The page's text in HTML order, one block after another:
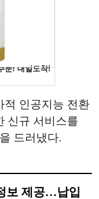
적 인공지능 전환
신규 서비스를
드러냈다.
보 제공…납입